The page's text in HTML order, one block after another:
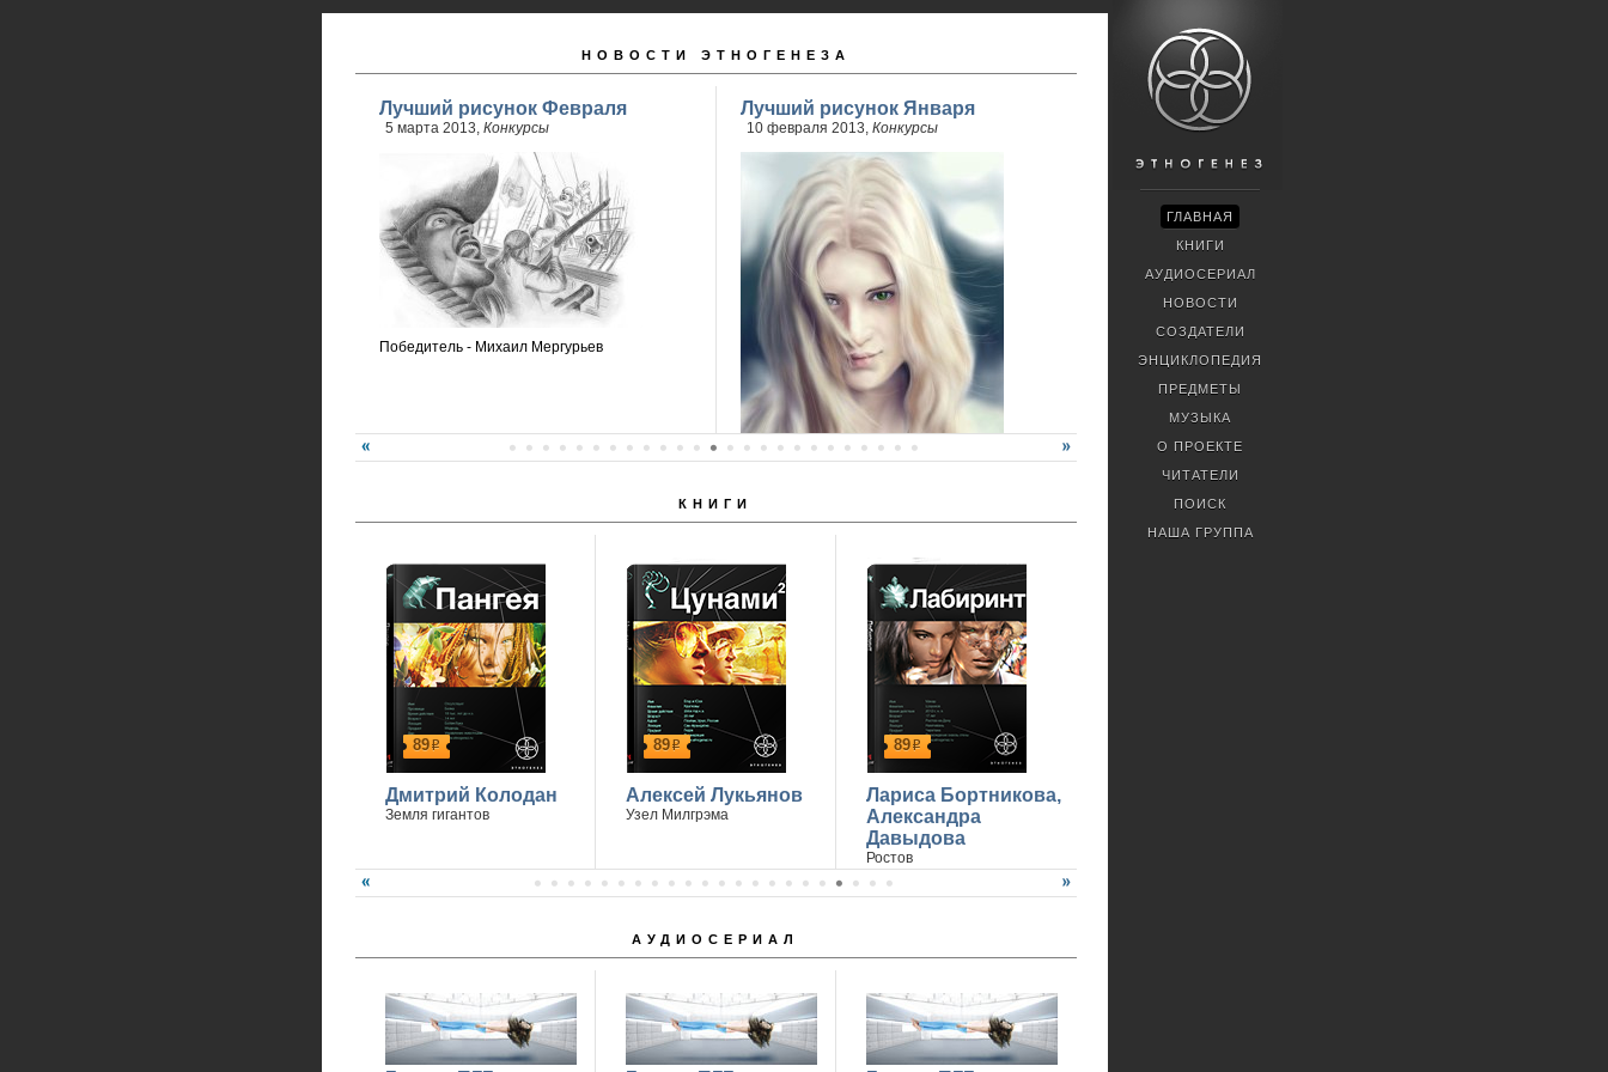
НОВОСТИ ЭТНОГЕНЕЗА
Лучший рисунок Февраля
5 марта 2013, Конкурсы
Победитель - Михаил Мергурьев
Лучший рисунок Января
10 февраля 2013, Конкурсы
Победитель - Марина Дроздецкая
КНИГИ
89р
Дмитрий Колодан
Земля гигантов
89р
Алексей Лукьянов
Узел Милгрэма
89р
Лариса Бортникова,
Александра
Давыдова
Ростов
АУДИОСЕРИАЛ
ГЛАВНАЯ
КНИГИ
АУДИОСЕРИАЛ
НОВОСТИ
СОЗДАТЕЛИ
ЭНЦИКЛОПЕДИЯ
ПРЕДМЕТЫ
МУЗЫКА
О ПРОЕКТЕ
ЧИТАТЕЛИ
ПОИСК
НАША ГРУППА